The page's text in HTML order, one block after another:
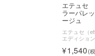
エテュセ
ラーパレ
ージュ
エテュセ（
エディショ
1,540